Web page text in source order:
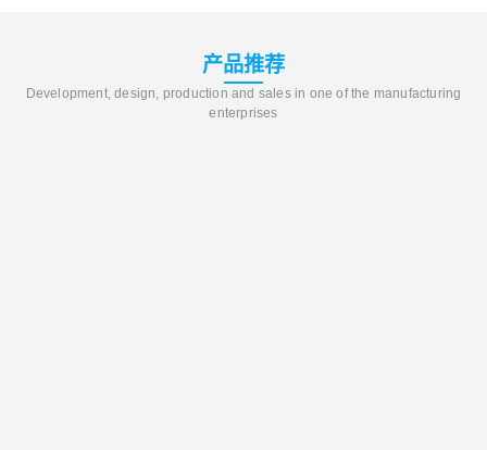
产品推荐
Development, design, production and sales in one of the manufacturing
enterprises